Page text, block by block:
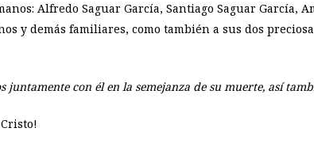
Alfredo Saguar García, Santiago Saguar García,
y demás familiares, como también a sus dos
juntamente con él en la semejanza de su muerte, así